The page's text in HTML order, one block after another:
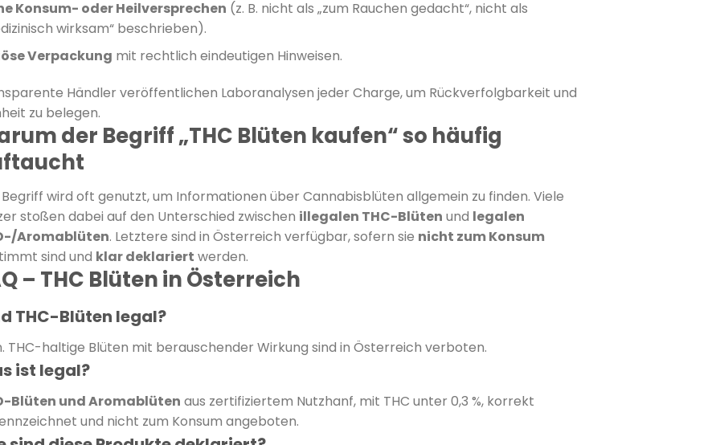
Konsum- oder Heilversprechen (z. B. nicht als „zum Rauchen gedacht“, nicht als
wirksam“ beschrieben).
Verpackung mit rechtlich eindeutigen Hinweisen.
Händler veröffentlichen Laboranalysen jeder Charge, um Rückverfolgbarkeit und
zu belegen.
der Begriff „THC Blüten kaufen“ so häufig
wird oft genutzt, um Informationen über Cannabisblüten allgemein zu finden. Viele
stoßen dabei auf den Unterschied zwischen illegalen THC-Blüten und legalen
Aromablüten. Letztere sind in Österreich verfügbar, sofern sie nicht zum Konsum
sind und klar deklariert werden.
– THC Blüten in Österreich
THC-Blüten legal?
THC-haltige Blüten mit berauschender Wirkung sind in Österreich verboten.
ist legal?
Blüten und Aromablüten aus zertifiziertem Nutzhanf, mit THC unter 0,3 %, korrekt
und nicht zum Konsum angeboten.